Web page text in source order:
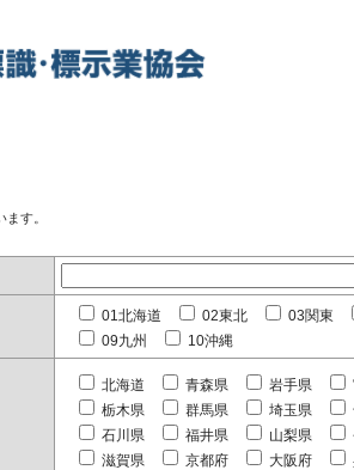
す。
01北海道 02東北
03関東
09九州
10沖縄
北海道 青森県 岩手県
栃木県
群馬県 埼玉県
石川県
福井県 山梨県
滋賀県
京都府 大阪府